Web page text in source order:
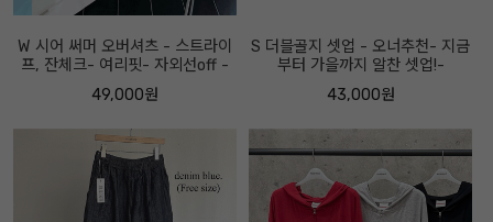
W 시어 써머 오버셔츠 - 스트라이
프, 잔체크- 여리핏- 자외선off -
49,000원
S 더블골지 셋업 - 오너추천- 지금
부터 가을까지 알찬 셋업!-
43,000원